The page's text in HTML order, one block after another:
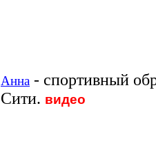
Анна - спортивный
Сити. видео